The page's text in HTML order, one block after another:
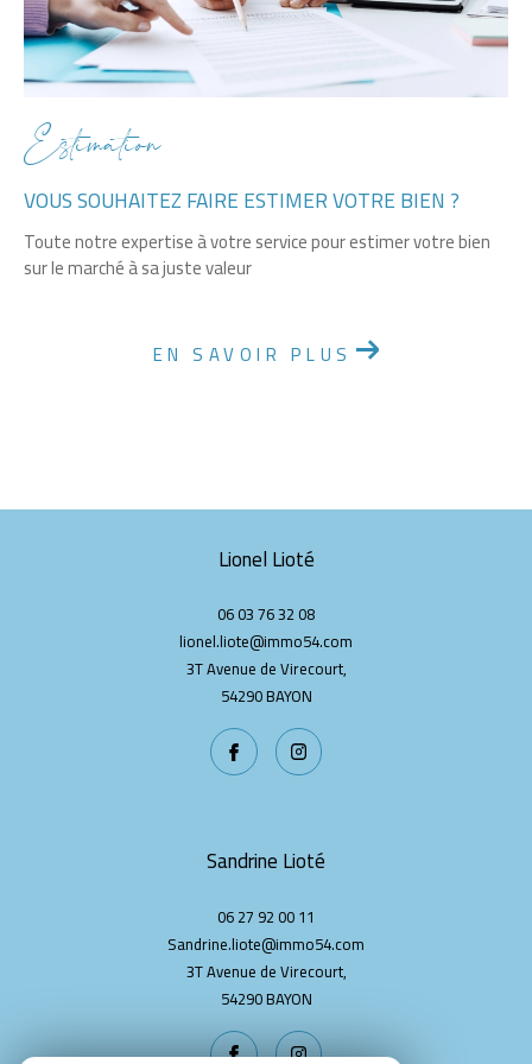
Estimation
VOUS SOUHAITEZ FAIRE ESTIMER VOTRE BIEN ?
Toute notre expertise à votre service pour estimer votre bien
sur le marché à sa juste valeur
EN SAVOIR PLUS
Lionel Lioté
06 03 76 32 08
lionel.liote@immo54.com
3T Avenue de Virecourt,
54290 BAYON
Sandrine Lioté
06 27 92 00 11
Sandrine.liote@immo54.com
3T Avenue de Virecourt,
54290 BAYON